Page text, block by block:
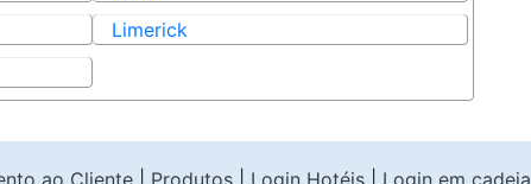
Limerick
ao Cliente| Produtos| Login Hotéis| Login em cadeia